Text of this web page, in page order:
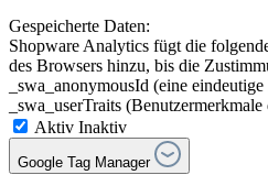
Gespeicherte Daten:
Shopware Analytics fügt die
des Browsers hinzu, bis die
_swa_anonymousId (eine
_swa_userTraits (Benutzermerkmale
Aktiv Inaktiv
Google Tag Manager